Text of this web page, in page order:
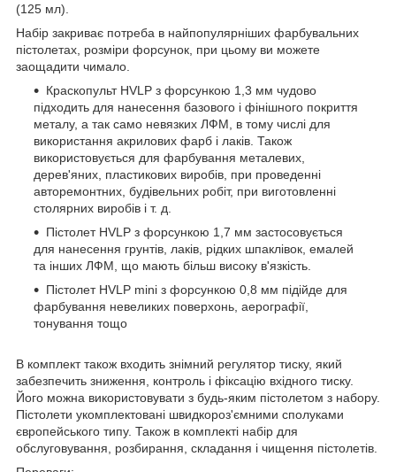
(125 мл).
Набір закриває потреба в найпопулярніших фарбувальних
пістолетах, розміри форсунок, при цьому ви можете
заощадити чимало.
Краскопульт HVLP з форсункою 1,3 мм чудово
підходить для нанесення базового і фінішного покриття
металу, а так само невязких ЛФМ, в тому числі для
використання акрилових фарб і лаків. Також
використовується для фарбування металевих,
дерев'яних, пластикових виробів, при проведенні
авторемонтних, будівельних робіт, при виготовленні
столярних виробів і т. д.
Пістолет HVLP з форсункою 1,7 мм застосовується
для нанесення грунтів, лаків, рідких шпаклівок, емалей
та інших ЛФМ, що мають більш високу в'язкість.
Пістолет HVLP mini з форсункою 0,8 мм підійде для
фарбування невеликих поверхонь, аерографії,
тонування тощо
В комплект також входить знімний регулятор тиску, який
забезпечить зниження, контроль і фіксацію вхідного тиску.
Його можна використовувати з будь-яким пістолетом з набору.
Пістолети укомплектовані швидкороз'ємними сполуками
європейського типу. Також в комплекті набір для
обслуговування, розбирання, складання і чищення пістолетів.